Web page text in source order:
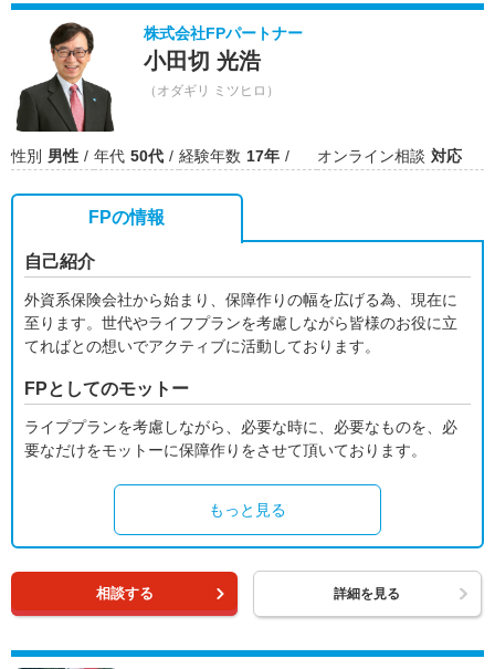
株式会社FPパートナー
小田切 光浩
（オダギリ ミツヒロ）
性別 男性 年代 50代 経験年数 17年 オンライン相談 対応
FPの情報
自己紹介
外資系保険会社から始まり、保障作りの幅を広げる為、現在に
至ります。世代やライフプランを考慮しながら皆様のお役に立
てればとの想いでアクティブに活動しております。
FPとしてのモットー
ライププランを考慮しながら、必要な時に、必要なものを、必
要なだけをモットーに保障作りをさせて頂いております。
もっと見る
相談する 詳細を見る